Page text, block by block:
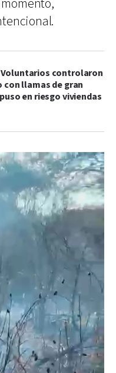
controlaron
con llamas de gran
en riesgo viviendas